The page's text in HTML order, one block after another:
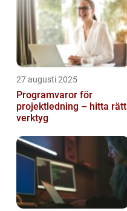
27 augusti 2025
Programvaror för
projektledning – hitta rätt
verktyg